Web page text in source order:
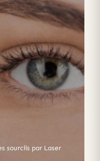
sourcils par Laser